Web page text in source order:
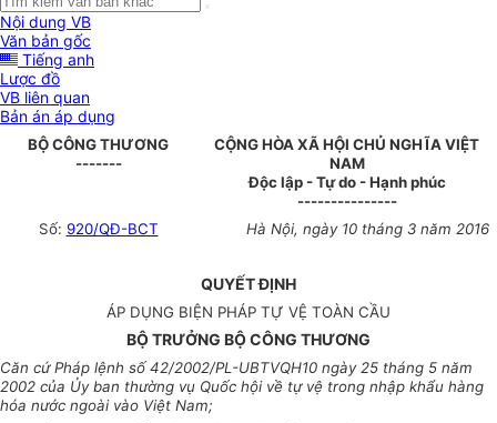
Nội dung VB
Văn bản gốc
Tiếng anh
Lược đồ
VB liên quan
Bản án áp dụng
BỘ CÔNG THƯƠNG
-------
CỘNG HÒA XÃ HỘI CHỦ NGHĨA VIỆT
NAM
Độc lập - Tự do - Hạnh phúc
---------------
Số: 920/QĐ-BCT Hà Nội, ngày 10tháng 3năm 2016
QUYẾT ĐỊNH
ÁP DỤNG BIỆN PHÁP TỰ VỆ TOÀN CẦU
BỘ TRƯỞNG BỘ CÔNG THƯƠNG
Căn cứ Pháp lệnh số 42/2002/PL-UBTVQH10 ngày 25 tháng 5 năm
2002 của Ủy ban thường vụ Quốc hội về tự vệ trong nhập khẩu hàng
hóa nước ngoài vào Việt Nam;